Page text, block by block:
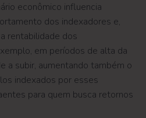
econômico influencia
dos indexadores e,
rentabilidade dos
em períodos de alta da
a subir, aumentando também o
indexados por esses
para quem busca retornos